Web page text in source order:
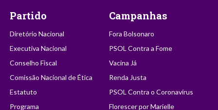
Partido
Diretório Nacional
Executiva Nacional
Conselho Fiscal
Comissão Nacional de Ética
Estatuto
Programa
Campanhas
Fora Bolsonaro
PSOL Contra a Fome
Vacina Já
Renda Justa
PSOL Contra o Coronavírus
Florescer por Marielle